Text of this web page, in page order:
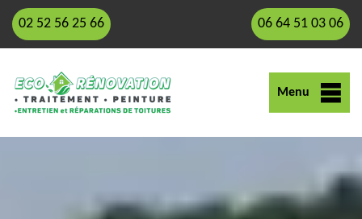
02 52 56 25 66 06 64 51 03 06
Menu